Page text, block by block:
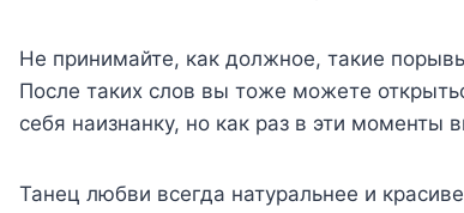
Не принимайте, как должное, такие
После таких слов вы тоже можете
себя наизнанку, но как раз в эти
Танец любви всегда натуральнее и